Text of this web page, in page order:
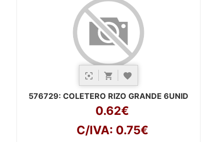
576729: COLETERO RIZO GRANDE 6UNID
0.62€
C/IVA: 0.75€